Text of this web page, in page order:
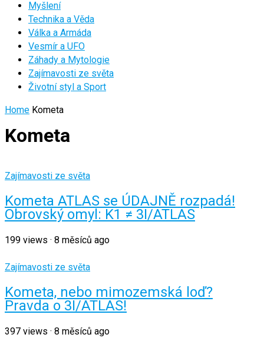
Myšlení
Technika a Věda
Válka a Armáda
Vesmír a UFO
Záhady a Mytologie
Zajímavosti ze světa
Životní styl a Sport
Home Kometa
Kometa
Zajímavosti ze světa
Kometa ATLAS se ÚDAJNĚ rozpadá!
Obrovský omyl: K1 ≠ 3I/ATLAS
199 views · 8 měsíců ago
Zajímavosti ze světa
Kometa, nebo mimozemská loď?
Pravda o 3I/ATLAS!
397 views · 8 měsíců ago